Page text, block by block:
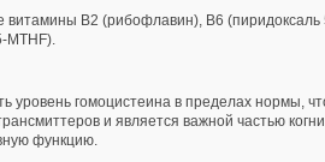
витамины B2 (рибофлавин), B6
MTHF).
уровень гомоцистеина в пределах нормы,
и является важной частью
функцию.